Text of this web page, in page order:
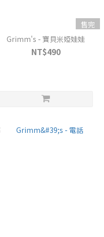
售完
Grimm's - 寶貝米婭娃娃
NT$490